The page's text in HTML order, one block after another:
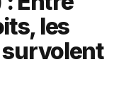
les
survolent